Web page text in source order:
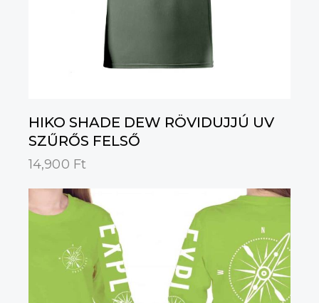
HIKO SHADE DEW RÖVIDUJJÚ UV
SZŰRŐS FELSŐ
14,900 Ft